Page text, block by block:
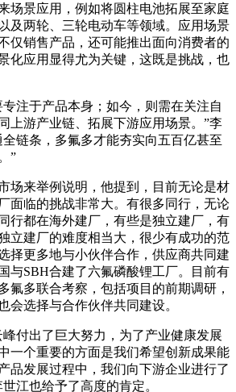
场景应用，例如将圆柱电池拓展至家庭
及两轮、三轮电动车等领域。应用场景
仅销售产品，还可能推出面向消费者的
化应用显得尤为关键，这既是挑战，也
注于产品本身；如今，则需在关注自
上游产业链、拓展下游应用场景。”李
链条，多氟多才能夯实向五百亿甚至
”
场来举例说明，他提到，目前无论是材
面临的挑战非常大。有很多同行，无论
行都在海外建厂，有些是独立建厂，有
立建厂的难度相当大，很少有成功的范
择更多地与小伙伴合作，供应商共同建
与SBH合建了六氟磷酸锂工厂。目前有
氟多联合考察，包括项目的前期调研，
会选择与合作伙伴共同建设。
付出了巨大努力，为了产业健康发展
一个重要的方面是我们希望创新成果能
品发展过程中，我们向下游企业进行了
江也给予了高度的肯定。